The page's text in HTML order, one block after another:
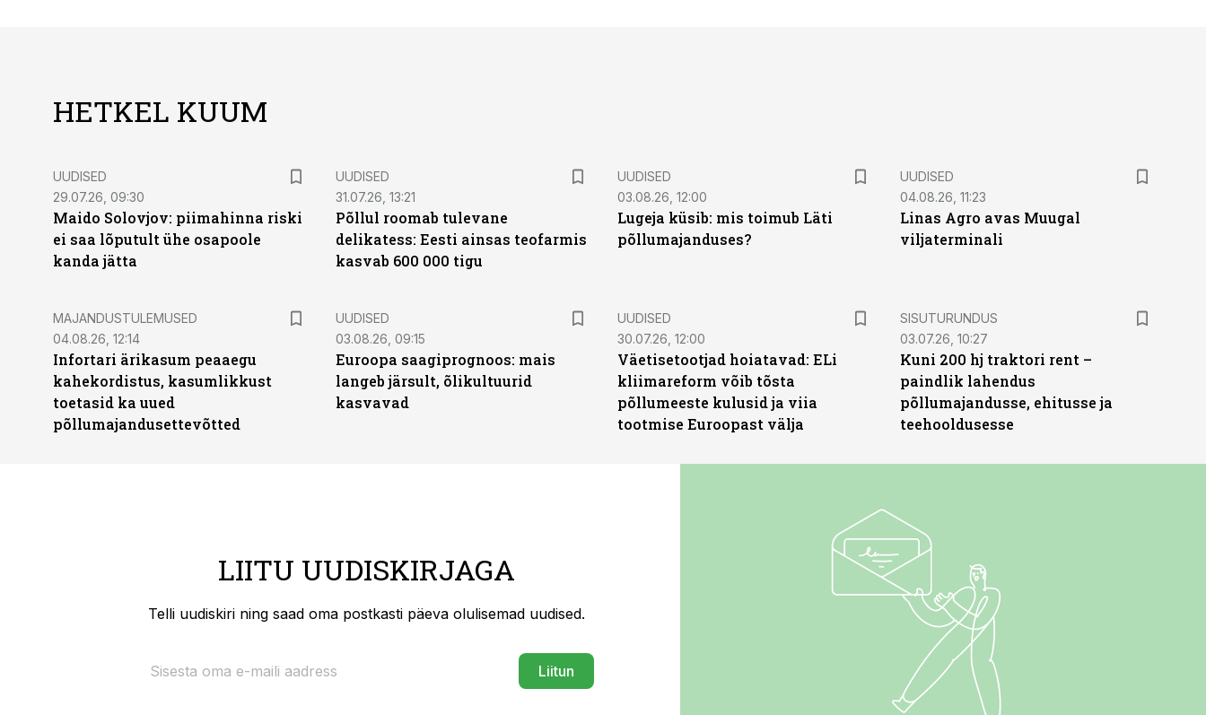
HETKEL KUUM
UUDISED
29.07.26, 09:30
Maido Solovjov: piimahinna riski
ei saa lõputult ühe osapoole
kanda jätta
UUDISED
31.07.26, 13:21
Põllul roomab tulevane
delikatess: Eesti ainsas teofarmis
kasvab 600 000 tigu
UUDISED
03.08.26, 12:00
Lugeja küsib: mis toimub Läti
põllumajanduses?
UUDISED
04.08.26, 11:23
Linas Agro avas Muugal
viljaterminali
MAJANDUSTULEMUSED
04.08.26, 12:14
Infortari ärikasum peaaegu
kahekordistus, kasumlikkust
toetasid ka uued
põllumajandusettevõtted
UUDISED
03.08.26, 09:15
Euroopa saagiprognoos: mais
langeb järsult, õlikultuurid
kasvavad
UUDISED
30.07.26, 12:00
Väetisetootjad hoiatavad: ELi
kliimareform võib tõsta
põllumeeste kulusid ja viia
tootmise Euroopast välja
ST
SISUTURUNDUS
03.07.26, 10:27
Kuni 200 hj traktori rent –
paindlik lahendus
põllumajandusse, ehitusse ja
teehooldusesse
LIITU UUDISKIRJAGA
Telli uudiskiri ning saad oma postkasti päeva olulisemad uudised.
Liitun